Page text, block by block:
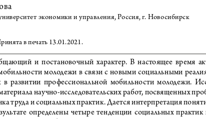
экономики и управления, Россия, г. Новосибирск
в печать 13.01.2021.
и  постановочный  характер.  В  настоящее  время
молодежи в связи с новыми социальными
в  развитии  профессиональной  мобильности  молодежи.
научно-исследовательских работ, посвященных
труда и социальных практик. Дается интерпретация
определены  четыре  тенденции  социальных